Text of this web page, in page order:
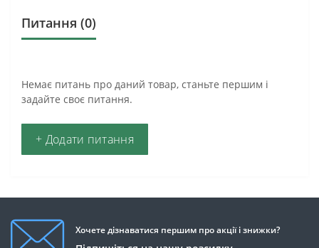
Питання (0)
Немає питань про даний товар, станьте першим і
задайте своє питання.
+ Додати питання
Хочете дізнаватися першим про акції і знижки?